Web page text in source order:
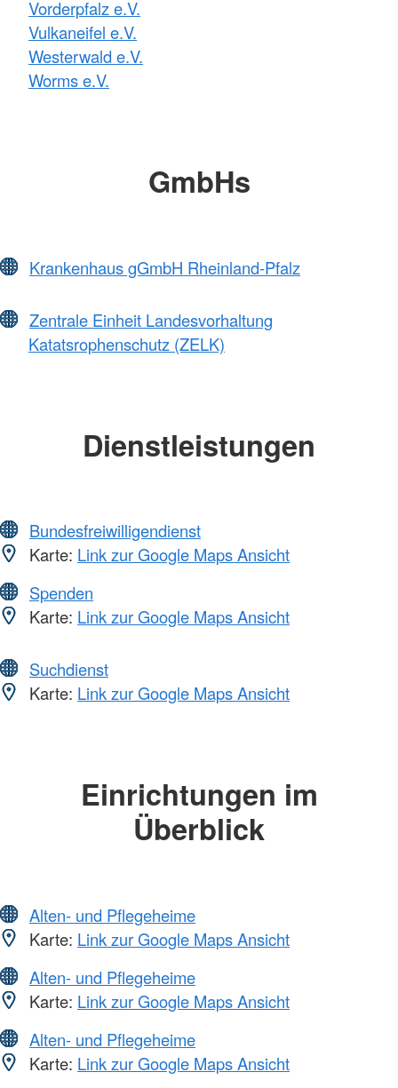
Vorderpfalz e.V.
Vulkaneifel e.V.
Westerwald e.V.
Worms e.V.
GmbHs
Krankenhaus gGmbH Rheinland-Pfalz
Zentrale Einheit Landesvorhaltung
Katatsrophenschutz (ZELK)
Dienstleistungen
Bundesfreiwilligendienst
Karte: Link zur Google Maps Ansicht
Spenden
Karte: Link zur Google Maps Ansicht
Suchdienst
Karte: Link zur Google Maps Ansicht
Einrichtungen im
Überblick
Alten- und Pflegeheime
Karte: Link zur Google Maps Ansicht
Alten- und Pflegeheime
Karte: Link zur Google Maps Ansicht
Alten- und Pflegeheime
Karte: Link zur Google Maps Ansicht